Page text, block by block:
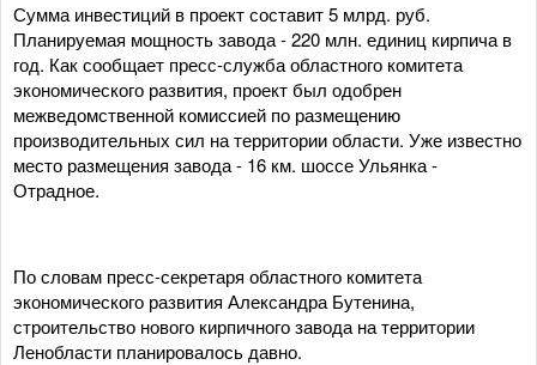
Сумма инвестиций в проект составит 5 млрд. руб.
Планируемая мощность завода - 220 млн. единиц кирпича в
год. Как сообщает пресс-служба областного комитета
экономического развития, проект был одобрен
межведомственной комиссией по размещению
производительных сил на территории области. Уже известно
место размещения завода - 16 км. шоссе Ульянка -
Отрадное.
По словам пресс-секретаря областного комитета
экономического развития Александра Бутенина,
строительство нового кирпичного завода на территории
Ленобласти планировалось давно.